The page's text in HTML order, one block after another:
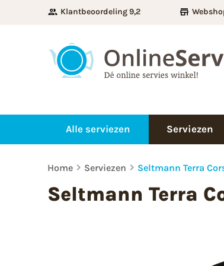
Klantbeoordeling 9,2
Alle serviezen Serviezen
Home Serviezen Seltmann Terra
Seltmann Terra